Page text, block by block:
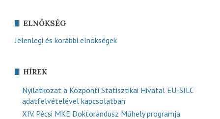
ELNÖKSÉG
Jelenlegi és korábbi elnökségek
HÍREK
Nyilatkozat a Központi Statisztikai Hivatal EU-SILC
adatfelvételével kapcsolatban
XIV. Pécsi MKE Doktorandusz Műhely programja